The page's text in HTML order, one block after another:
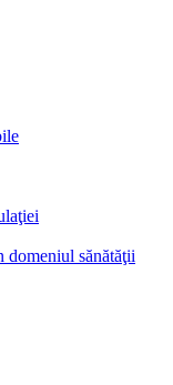
domeniul sănătăţii